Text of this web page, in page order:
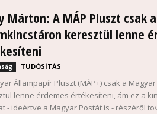
Márton: A MÁP Pluszt csak
keresztül lenne
TUDÓSÍTÁS
Állampapír Pluszt (MÁP+) csak a
lenne érdemes értékesíteni, ám ez a
- ideértve a Magyar Postát is - részéről